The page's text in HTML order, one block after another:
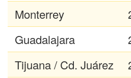
Monterrey
Guadalajara
Tijuana / Cd. Juárez